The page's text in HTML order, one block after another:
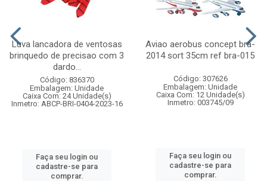
Luva lancadora de ventosas
brinquedo de precisao com 3
dardo...
Código: 836370
Embalagem: Unidade
Caixa Com: 24 Unidade(s)
Inmetro: ABCP-BRI-0404-2023-16
Faça seu login ou
cadastre-se para
comprar.
Aviao aerobus concept bra-
2014 sort 35cm ref bra-015
Código: 307626
Embalagem: Unidade
Caixa Com: 12 Unidade(s)
Inmetro: 003745/09
Faça seu login ou
cadastre-se para
comprar.